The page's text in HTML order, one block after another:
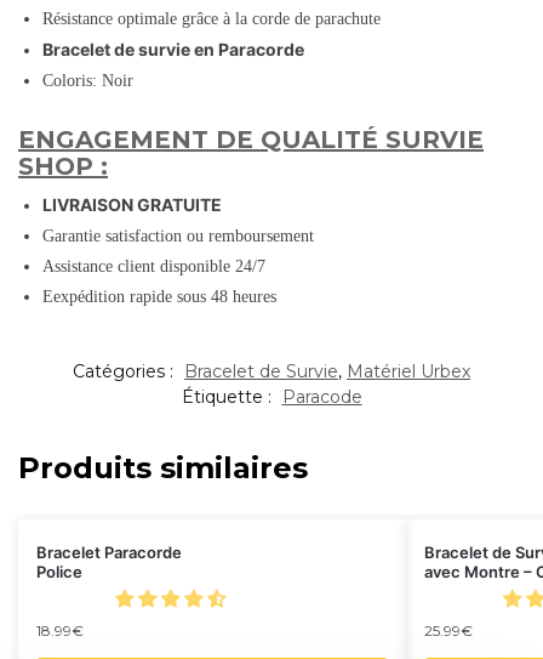
Résistance optimale grâce à la corde de parachute
Bracelet de survie en Paracorde
Coloris: Noir
ENGAGEMENT DE QUALITÉ SURVIE
SHOP :
LIVRAISON GRATUITE
Garantie satisfaction ou remboursement
Assistance client disponible 24/7
Eexpédition rapide sous 48 heures
Catégories : Bracelet de Survie, Matériel Urbex
Étiquette :
Paracode
Produits similaires
Bracelet Paracorde
Police
18.99€
Bracelet de
avec Montre –
25.99€